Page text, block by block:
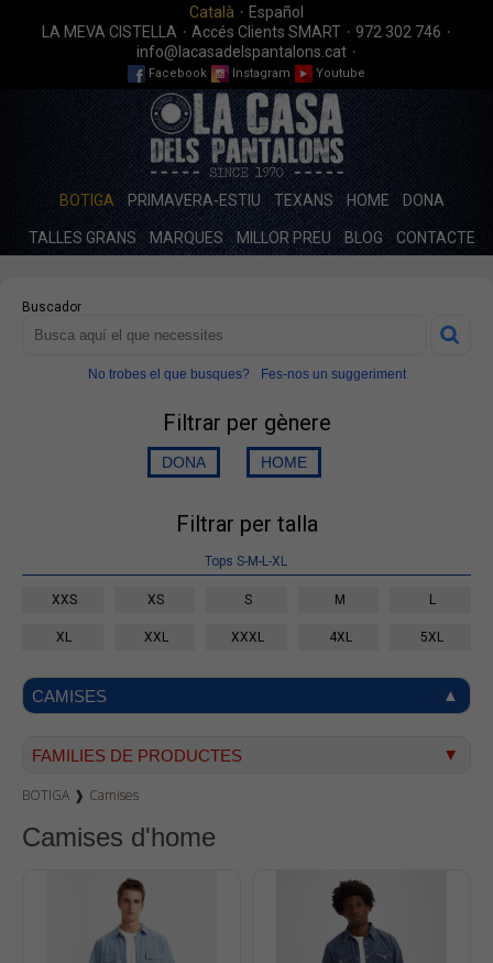
Català · Español
LA MEVA CISTELLA · Accés Clients SMART · 972 302 746 ·
info@lacasadelspantalons.cat ·
Facebook Instagram Youtube
BOTIGA PRIMAVERA-ESTIU TEXANS HOME DONA
TALLES GRANS MARQUES MILLOR PREU BLOG CONTACTE
Buscador
No trobes el que busques? Fes-nos un suggeriment
Filtrar per gènere
Filtrar per talla
Tops S-M-L-XL
XXS XS S M L
XL XXL XXXL 4XL 5XL
CAMISES
FAMILIES DE PRODUCTES
Texà home
Texà dona
Pana home
Samarretes
BOTIGA ❱ Camises
Camises d'home